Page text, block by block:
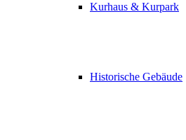
Kurhaus & Kurpark
Historische Gebäude